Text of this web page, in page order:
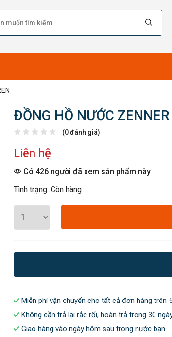
ĐỒNG HỒ NƯỚC
(0 đánh giá)
Liên hệ
Có 426 người đã xem sản phẩm này
Tình trạng: Còn hàng
Miễn phí vận chuyển cho tất cả đơn hàng trên
Không cần trả lại rắc rối, hoàn trả trong 30
Giao hàng vào ngày hôm sau trong nước bạn